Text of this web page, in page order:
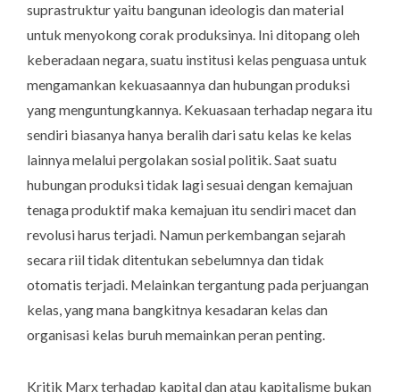
suprastruktur yaitu bangunan ideologis dan material
untuk menyokong corak produksinya. Ini ditopang oleh
keberadaan negara, suatu institusi kelas penguasa untuk
mengamankan kekuasaannya dan hubungan produksi
yang menguntungkannya. Kekuasaan terhadap negara itu
sendiri biasanya hanya beralih dari satu kelas ke kelas
lainnya melalui pergolakan sosial politik. Saat suatu
hubungan produksi tidak lagi sesuai dengan kemajuan
tenaga produktif maka kemajuan itu sendiri macet dan
revolusi harus terjadi. Namun perkembangan sejarah
secara riil tidak ditentukan sebelumnya dan tidak
otomatis terjadi. Melainkan tergantung pada perjuangan
kelas, yang mana bangkitnya kesadaran kelas dan
organisasi kelas buruh memainkan peran penting.
Kritik Marx terhadap kapital dan atau kapitalisme bukan